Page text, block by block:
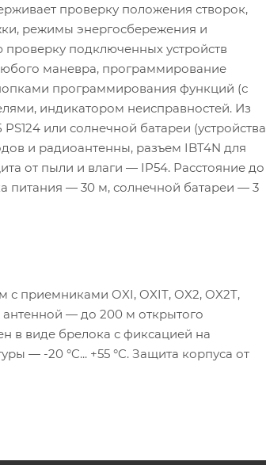
проверку положения створок,
режимы энергосбережения и
подключенных устройств
маневра, программирование
программирования функций (с
индикатором неисправностей. Из
или солнечной батареи (устройства
и радиоантенны, разъем IBT4N для
от пыли и влаги — IP54. Расстояние до
питания — 30 м, солнечной батареи — 3
приемниками OXI, OXIT, OX2, OX2T,
антенной — до 200 м открытого
в виде брелока с фиксацией на
— -20 °C... +55 °C. Защита корпуса от